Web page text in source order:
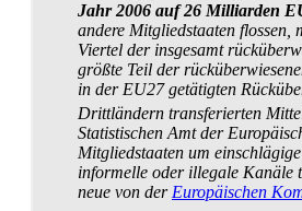
Jahr 2006 auf 26 Milliarden
andere Mitglied­staaten
Viertel der insgesamt
größte Teil der
in der EU27 getätigten
Drittländern transferierten
Statistischen Amt der
Mitglied­staaten um
informelle oder illegale Kanäle
neue von der Europäischen